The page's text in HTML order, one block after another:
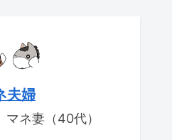
夫婦
ネ妻（40代）